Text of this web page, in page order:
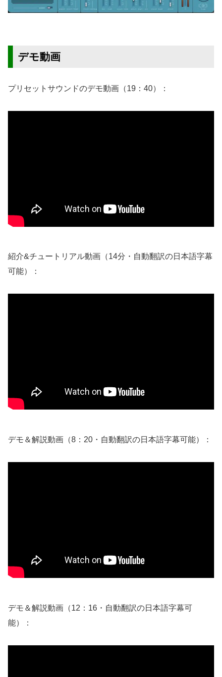
デモ動画
プリセットサウンドのデモ動画（19：40）：
紹介&チュートリアル動画（14分・自動翻訳の日本語字幕
可能）：
デモ＆解説動画（8：20・自動翻訳の日本語字幕可能）：
デモ＆解説動画（12：16・自動翻訳の日本語字幕可
能）：